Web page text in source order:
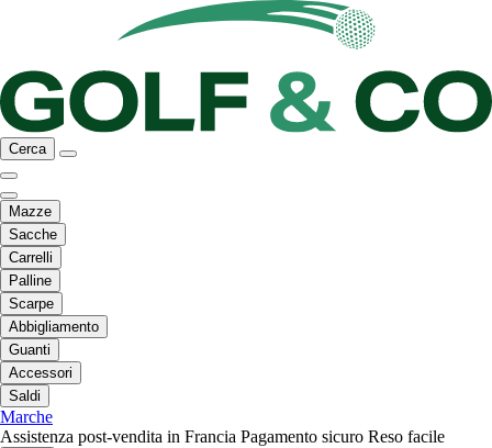
Cerca
Mazze
Sacche
Carrelli
Palline
Scarpe
Abbigliamento
Guanti
Accessori
Saldi
Marche
Assistenza post-vendita in Francia Pagamento sicuro Reso facile